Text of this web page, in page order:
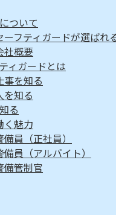
ついて
ーフティガードが選ばれ
社概要
ィガードとは
事を知る
を知る
る
く魅力
備員（正社員）
備員（アルバイト）
備管制官